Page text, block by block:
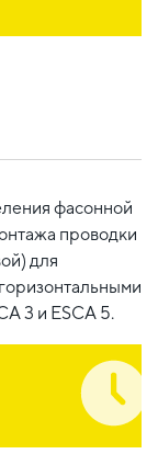
фасонной
проводки
для
3 и ESCA 5.